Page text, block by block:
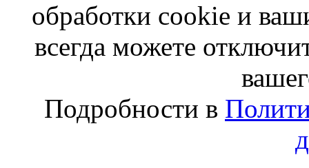
обработки cookie и
всегда можете
Подробности в